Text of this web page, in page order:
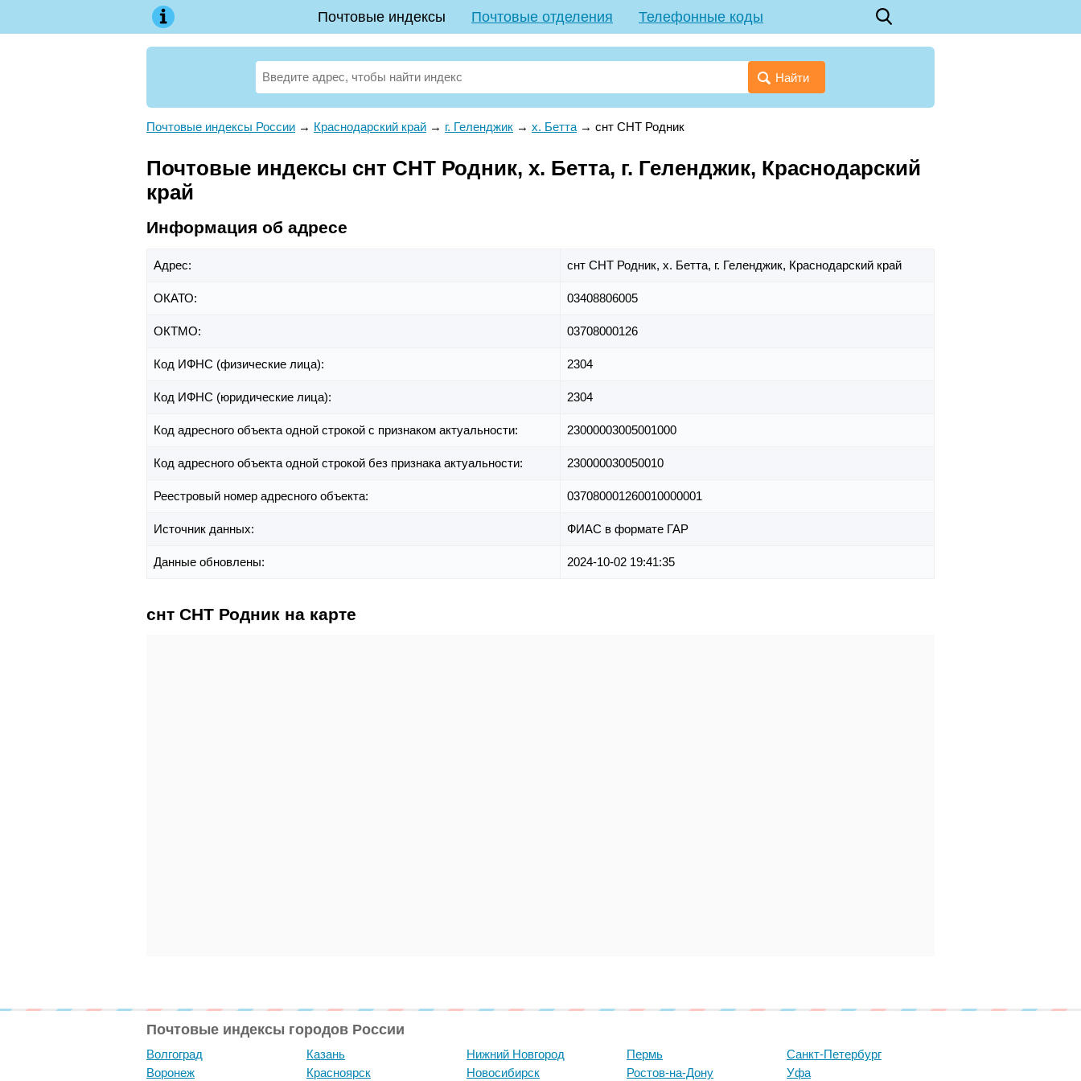
Почтовые индексы Почтовые отделения Телефонные коды
Найти
Почтовые индексы России → Краснодарский край → г. Геленджик → х. Бетта → снт СНТ Родник
Почтовые индексы снт СНТ Родник, х. Бетта, г. Геленджик, Краснодарский
край
Информация об адресе
Адрес: снт СНТ Родник, х. Бетта, г. Геленджик, Краснодарский край
ОКАТО: 03408806005
ОКТМО: 03708000126
Код ИФНС (физические лица): 2304
Код ИФНС (юридические лица): 2304
Код адресного объекта одной строкой с признаком актуальности: 23000003005001000
Код адресного объекта одной строкой без признака актуальности: 230000030050010
Реестровый номер адресного объекта: 037080001260010000001
Источник данных: ФИАС в формате ГАР
Данные обновлены: 2024-10-02 19:41:35
снт СНТ Родник на карте
Почтовые индексы городов России
Волгоград
Воронеж
Казань
Красноярск
Нижний Новгород
Новосибирск
Пермь
Ростов-на-Дону
Санкт-Петербург
Уфа